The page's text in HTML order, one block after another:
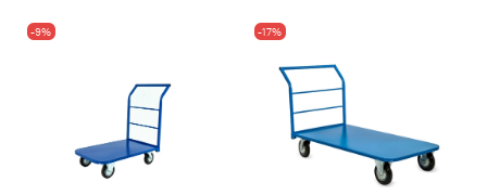
-9% -17%